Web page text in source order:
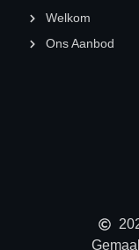
Welkom
Ons Aanbod